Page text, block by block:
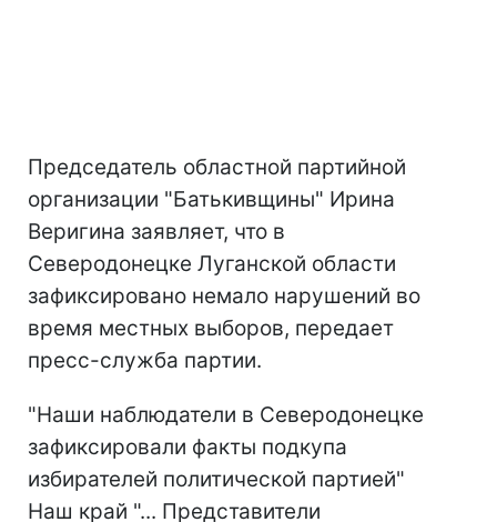
Председатель областной партийной
организации "Батькивщины" Ирина
Веригина заявляет, что в
Северодонецке Луганской области
зафиксировано немало нарушений во
время местных выборов, передает
пресс-служба партии.
"Наши наблюдатели в Северодонецке
зафиксировали факты подкупа
избирателей политической партией"
Наш край "... Представители